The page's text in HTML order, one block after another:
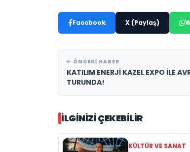
Facebook X (Paylaş)
ÖNCEKI HABER
KATILIM ENERJİ KAZEL EXPO İLE
TURUNDA!
İLGINIZI ÇEKEBILIR
KÜLTÜR VE SANAT